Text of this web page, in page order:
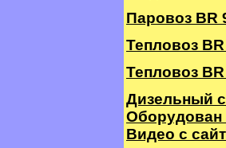
Паровоз BR
Тепловоз
Тепловоз
Дизельный
Оборудован
Видео с